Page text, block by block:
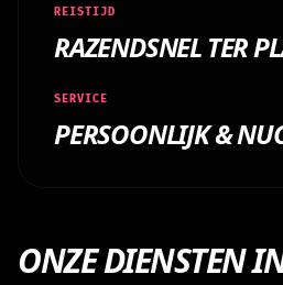
REISTIJD
RAZENDSNEL TER
SERVICE
PERSOONLIJK &
ONZE DIENSTEN